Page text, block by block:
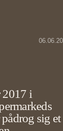
2017 i
sig et